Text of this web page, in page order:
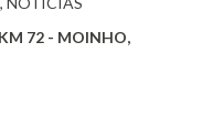
72 - MOINHO,